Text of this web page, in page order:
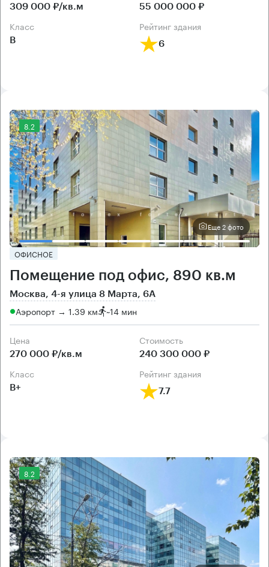
309 000 ₽/кв.м 55 000 000 ₽
класс
B
рейтинг здания
6
8.2
Еще 2 фото
ОФИСНОЕ
Помещение под офис, 890 кв.м
Москва, 4-я улица 8 Марта, 6А
Аэропорт → 1.39 км ~14 мин
Цена
270 000 ₽/кв.м
Cтоимость
240 300 000 ₽
класс
B+
рейтинг здания
7.7
8.2